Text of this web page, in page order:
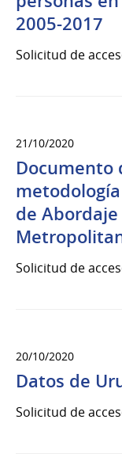
2005-2017
Solicitud de
21/10/2020
Documento
de
Solicitud de
20/10/2020
Datos de
Solicitud de